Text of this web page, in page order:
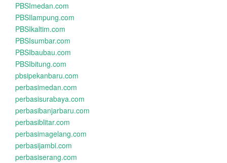
PBSImedan.com
PBSIlampung.com
PBSIkaltim.com
PBSIsumbar.com
PBSIbaubau.com
PBSIbitung.com
pbsipekanbaru.com
perbasimedan.com
perbasisurabaya.com
perbasibanjarbaru.com
perbasiblitar.com
perbasimagelang.com
perbasijambi.com
perbasiserang.com